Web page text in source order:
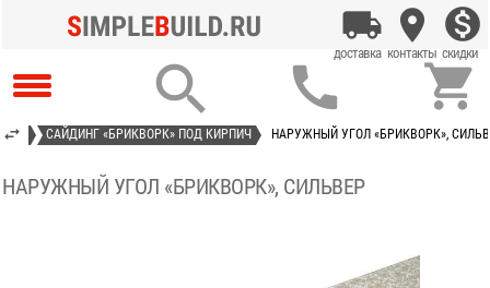
  
САЙДИНГ «БРИКВОРК» ПОД КИРПИЧ НАРУЖНЫЙ УГОЛ «БРИКВОРК»,
НАРУЖНЫЙ УГОЛ «БРИКВОРК», СИЛЬВЕР